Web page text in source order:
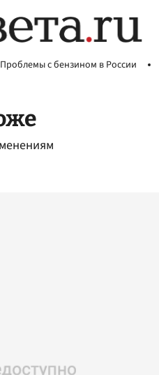
Проблемы с бензином в России